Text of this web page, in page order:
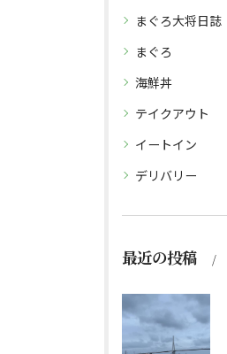
まぐろ大将日誌
まぐろ
海鮮丼
テイクアウト
イートイン
デリバリー
最近の投稿